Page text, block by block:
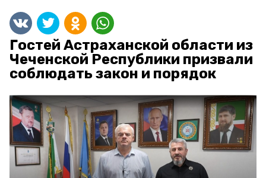
Гостей Астраханской области из
Чеченской Республики призвали
соблюдать закон и порядок